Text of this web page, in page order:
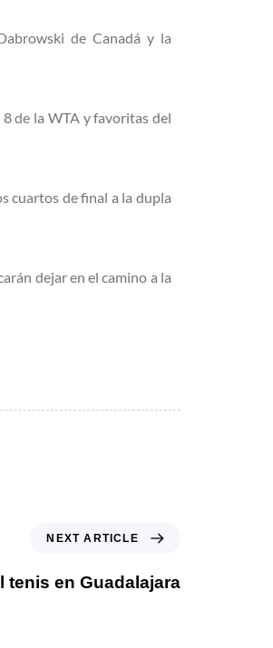
de Canadá y la
de la WTA y favoritas del
cuartos de final a la dupla
dejar en el camino a la
NEXT ARTICLE
en Guadalajara